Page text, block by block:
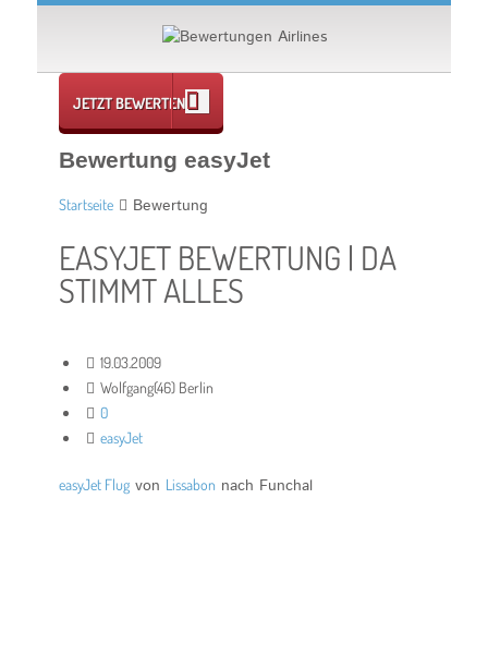
JETZT BEWERTEN
Bewertung easyJet
Startseite Bewertung
EASYJET BEWERTUNG | DA
STIMMT ALLES
19.03.2009
Wolfgang(46) Berlin
0
easyJet
easyJet Flug von Lissabon nach Funchal